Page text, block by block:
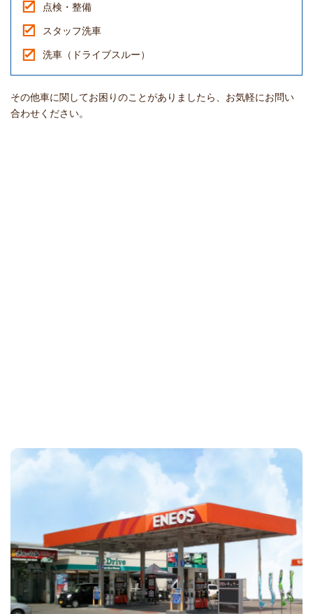
点検・整備
スタッフ洗車
洗車（ドライブスルー）
その他車に関してお困りのことがありましたら、お気軽にお問い
合わせください。